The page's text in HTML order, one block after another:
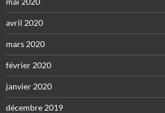
avril 2020
mars 2020
février 2020
janvier 2020
décembre 2019